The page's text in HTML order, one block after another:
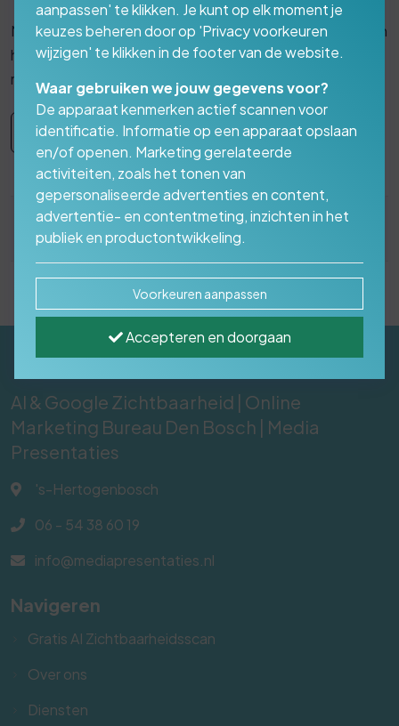
Met deze exclusieve samenwerking versterken we samen
het praktijkgericht onderwijs en investeren we in de
makers van morgen.
Nieuws | Blogs
AI & Google Zichtbaarheid | Online
Marketing Bureau Den Bosch | Media
Presentaties
's-Hertogenbosch
06 - 54 38 60 19
info@mediapresentaties.nl
Navigeren
Gratis AI Zichtbaarheidsscan
Over ons
Diensten
aanpassen' te klikken. Je kunt op elk moment je
keuzes beheren door op 'Privacy voorkeuren
wijzigen' te klikken in de footer van de website.
Waar gebruiken we jouw gegevens voor?
De apparaat kenmerken actief scannen voor
identificatie. Informatie op een apparaat opslaan
en/of openen. Marketing gerelateerde
activiteiten, zoals het tonen van
gepersonaliseerde advertenties en content,
advertentie- en contentmeting, inzichten in het
publiek en productontwikkeling.
Voorkeuren aanpassen
Accepteren en doorgaan